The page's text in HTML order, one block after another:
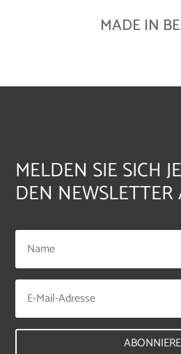
MADE IN
MELDEN SIE SICH
DEN NEWSLETTER